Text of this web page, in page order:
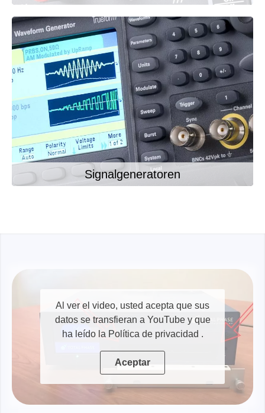
Signalgeneratoren
Programmiergeräte
Al ver el video, usted acepta que sus
datos se transfieran a YouTube y que
ha leído la Política de privacidad .
Aceptar